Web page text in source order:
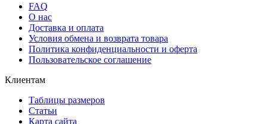
FAQ
О нас
Доставка и оплата
Условия обмена и возврата товара
Политика конфиденциальности и оферта
Пользовательское соглашение
Клиентам
Таблицы размеров
Статьи
Карта сайта